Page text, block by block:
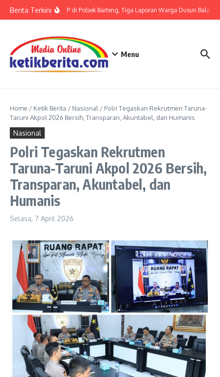
Berita TerkiniTerkait LP di Polsek Barteng, Tiga Laporan Warga Dusun Balaka
Menu
Home / Ketik Berita / Nasional / Polri Tegaskan Rekrutmen Taruna-
Taruni Akpol 2026 Bersih, Transparan, Akuntabel, dan Humanis
Nasional
Polri Tegaskan Rekrutmen
Taruna-Taruni Akpol 2026 Bersih,
Transparan, Akuntabel, dan
Humanis
Selasa, 7 April 2026